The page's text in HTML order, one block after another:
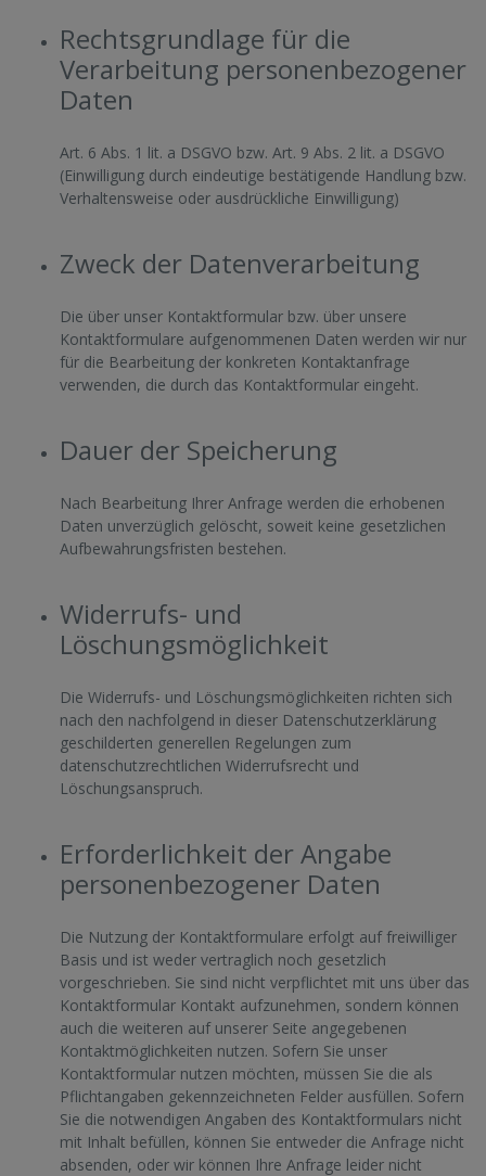
Rechtsgrundlage für die
Verarbeitung personenbezogener
Daten
Art. 6 Abs. 1 lit. a DSGVO bzw. Art. 9 Abs. 2 lit. a DSGVO
(Einwilligung durch eindeutige bestätigende Handlung bzw.
Verhaltensweise oder ausdrückliche Einwilligung)
Zweck der Datenverarbeitung
Die über unser Kontaktformular bzw. über unsere
Kontaktformulare aufgenommenen Daten werden wir nur
für die Bearbeitung der konkreten Kontaktanfrage
verwenden, die durch das Kontaktformular eingeht.
Dauer der Speicherung
Nach Bearbeitung Ihrer Anfrage werden die erhobenen
Daten unverzüglich gelöscht, soweit keine gesetzlichen
Aufbewahrungsfristen bestehen.
Widerrufs- und
Löschungsmöglichkeit
Die Widerrufs- und Löschungsmöglichkeiten richten sich
nach den nachfolgend in dieser Datenschutzerklärung
geschilderten generellen Regelungen zum
datenschutzrechtlichen Widerrufsrecht und
Löschungsanspruch.
Erforderlichkeit der Angabe
personenbezogener Daten
Die Nutzung der Kontaktformulare erfolgt auf freiwilliger
Basis und ist weder vertraglich noch gesetzlich
vorgeschrieben. Sie sind nicht verpflichtet mit uns über das
Kontaktformular Kontakt aufzunehmen, sondern können
auch die weiteren auf unserer Seite angegebenen
Kontaktmöglichkeiten nutzen. Sofern Sie unser
Kontaktformular nutzen möchten, müssen Sie die als
Pflichtangaben gekennzeichneten Felder ausfüllen. Sofern
Sie die notwendigen Angaben des Kontaktformulars nicht
mit Inhalt befüllen, können Sie entweder die Anfrage nicht
absenden, oder wir können Ihre Anfrage leider nicht